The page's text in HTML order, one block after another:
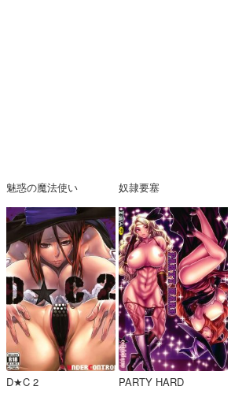
魅惑の魔法使い 奴隷要塞
D★C 2 PARTY HARD